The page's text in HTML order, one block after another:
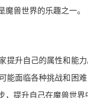
兽世界的乐趣之一。
提升自己的属性和能
能面临各种挑战和困
提升自己在魔兽世界